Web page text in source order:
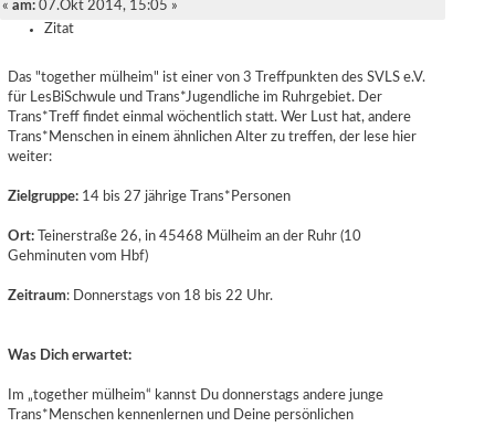
« am: 07.Okt 2014, 15:05 »
Zitat
Das "together mülheim" ist einer von 3 Treffpunkten des SVLS e.V.
für LesBiSchwule und Trans*Jugendliche im Ruhrgebiet. Der
Trans*Treff findet einmal wöchentlich statt. Wer Lust hat, andere
Trans*Menschen in einem ähnlichen Alter zu treffen, der lese hier
weiter:
Zielgruppe:14 bis 27 jährige Trans*Personen
Ort:Teinerstraße 26, in 45468 Mülheim an der Ruhr (10
Gehminuten vom Hbf)
Zeitraum: Donnerstags von 18 bis 22 Uhr.
Was Dich erwartet:
Im „together mülheim“ kannst Du donnerstags andere junge
Trans*Menschen kennenlernen und Deine persönlichen